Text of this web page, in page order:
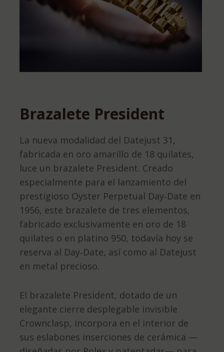
Brazalete President
La nueva modalidad del Datejust 31,
fabricada en oro amarillo de 18 quilates,
luce un brazalete President. Creado
especialmente para el lanzamiento del
prestigioso Oyster Perpetual Day‑Date en
1956, este brazalete de tres elementos,
fabricado exclusivamente en oro de 18
quilates o en platino 950, todavía hoy se
reserva al Day‑Date, así como al Datejust
en metal precioso.
El brazalete President, dotado de un
elegante cierre desplegable invisible
Crownclasp, incorpora en el interior de
sus eslabones inserciones de cerámica —